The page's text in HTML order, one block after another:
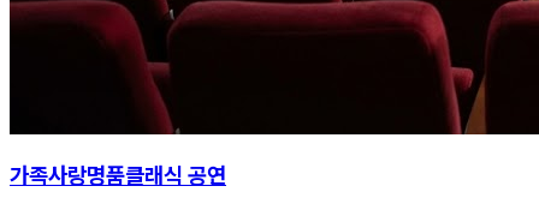
가족사랑명품클래식 공연